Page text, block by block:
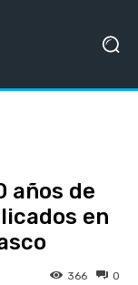
años de
en
0
366